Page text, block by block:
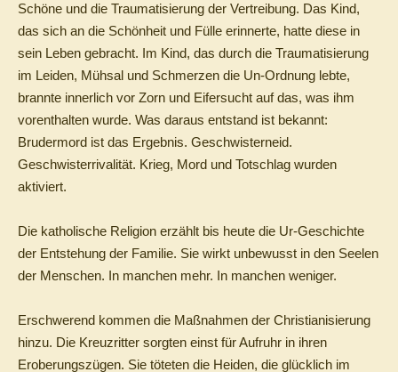
Schöne und die Traumatisierung der Vertreibung. Das Kind,
das sich an die Schönheit und Fülle erinnerte, hatte diese in
sein Leben gebracht. Im Kind, das durch die Traumatisierung
im Leiden, Mühsal und Schmerzen die Un-Ordnung lebte,
brannte innerlich vor Zorn und Eifersucht auf das, was ihm
vorenthalten wurde. Was daraus entstand ist bekannt:
Brudermord ist das Ergebnis. Geschwisterneid.
Geschwisterrivalität. Krieg, Mord und Totschlag wurden
aktiviert.
Die katholische Religion erzählt bis heute die Ur-Geschichte
der Entstehung der Familie. Sie wirkt unbewusst in den Seelen
der Menschen. In manchen mehr. In manchen weniger.
Erschwerend kommen die Maßnahmen der Christianisierung
hinzu. Die Kreuzritter sorgten einst für Aufruhr in ihren
Eroberungszügen. Sie töteten die Heiden, die glücklich im